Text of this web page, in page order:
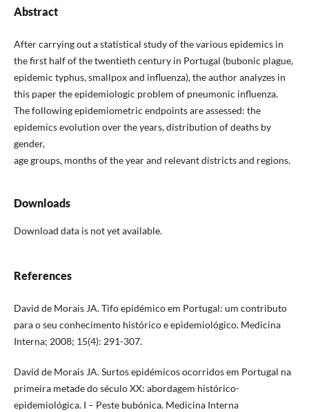
Abstract
After carrying out a statistical study of the various epidemics in
the first half of the twentieth century in Portugal (bubonic plague,
epidemic typhus, smallpox and influenza), the author analyzes in
this paper the epidemiologic problem of pneumonic influenza.
The following epidemiometric endpoints are assessed: the
epidemics evolution over the years, distribution of deaths by
gender,
age groups, months of the year and relevant districts and regions.
Downloads
Download data is not yet available.
References
David de Morais JA. Tifo epidémico em Portugal: um contributo
para o seu conhecimento histórico e epidemiológico. Medicina
Interna; 2008; 15(4): 291-307.
David de Morais JA. Surtos epidémicos ocorridos em Portugal na
primeira metade do século XX: abordagem histórico-
epidemiológica. I – Peste bubónica. Medicina Interna